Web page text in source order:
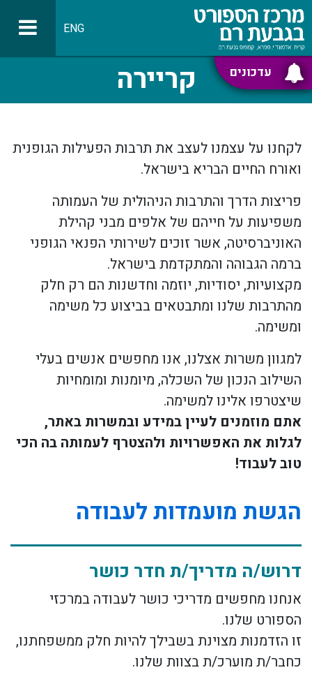
עדכונים
ENG
קריירה
לקחנו על עצמנו לעצב את תרבות הפעילות הגופנית
ואורח החיים הבריא בישראל.
פריצות הדרך והתרבות הניהולית של העמותה
משפיעות על חייהם של אלפים מבני קהילת
האוניברסיטה, אשר זוכים לשירותי הפנאי הגופני
ברמה הגבוהה והמתקדמת בישראל.
מקצועיות, יסודיות, יוזמה וחדשנות הם רק חלק
מהתרבות שלנו ומתבטאים בביצוע כל משימה
ומשימה.
למגוון משרות אצלנו, אנו מחפשים אנשים בעלי
השילוב הנכון של השכלה, מיומנות ומומחיות
שיצטרפו אלינו למשימה.
אתם מוזמנים לעיין במידע ובמשרות באתר,
לגלות את האפשרויות ולהצטרף לעמותה בה הכי
טוב לעבוד!
הגשת מועמדות לעבודה
דרוש/ה מדריך/ת חדר כושר
אנחנו מחפשים מדריכי כושר לעבודה במרכזי
הספורט שלנו.
זו הזדמנות מצוינת בשבילך להיות חלק ממשפחתנו,
כחבר/ת מוערכ/ת בצוות שלנו.